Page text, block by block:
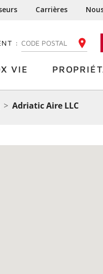
Carrières
: ENTREZ VOTRE CODE
VIE
Adriatic Aire LLC